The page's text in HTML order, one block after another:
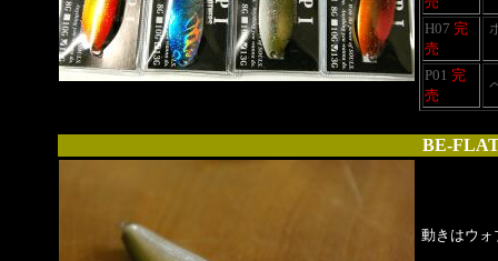
H07 完
売
P01 完
売
BE-
動きはウォ